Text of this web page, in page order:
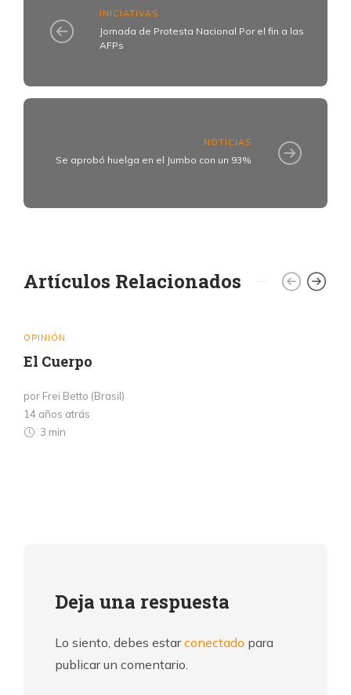
INICIATIVAS
Jornada de Protesta Nacional Por el fin a las
AFPs
NOTICIAS
Se aprobó huelga en el Jumbo con un 93%
Artículos Relacionados
OPINIÓN
El Cuerpo
por Frei Betto (Brasil)
14 años atrás
3 min
Deja una respuesta
Lo siento, debes estarconectado para
publicar un comentario.